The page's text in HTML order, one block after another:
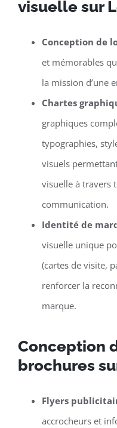
visuelle sur
Conception de
et mémorables
la mission d’une
Chartes
graphiques
typographies,
visuels
visuelle à travers
communication.
Identité de
visuelle unique
(cartes de visite,
renforcer la
marque.
Conception
brochures
Flyers
accrocheurs et